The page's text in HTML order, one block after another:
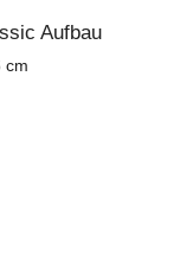
Aufbau
cm